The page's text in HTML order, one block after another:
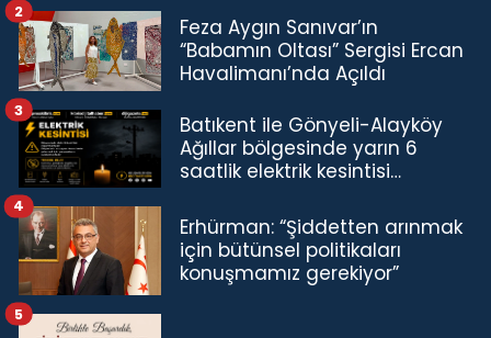
Feza Aygın Sanıvar’ın
“Babamın Oltası” Sergisi Ercan
Havalimanı’nda Açıldı
2
Batıkent ile Gönyeli-Alayköy
Ağıllar bölgesinde yarın 6
saatlik elektrik kesintisi…
3
Erhürman: “Şiddetten arınmak
için bütünsel politikaları
konuşmamız gerekiyor”
4
5